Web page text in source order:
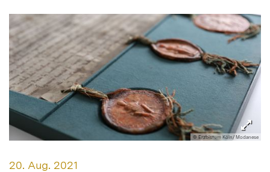
© Erzbistum Köln/ Modanese
Datum:
20. Aug. 2021